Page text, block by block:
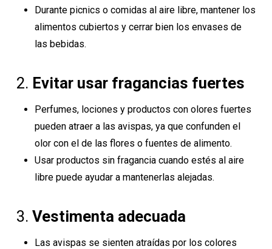
Durante picnics o comidas al aire libre, mantener los
alimentos cubiertos y cerrar bien los envases de
las bebidas.
2. Evitar usar fragancias fuertes
Perfumes, lociones y productos con olores fuertes
pueden atraer a las avispas, ya que confunden el
olor con el de las flores o fuentes de alimento.
Usar productos sin fragancia cuando estés al aire
libre puede ayudar a mantenerlas alejadas.
3. Vestimenta adecuada
Las avispas se sienten atraídas por los colores